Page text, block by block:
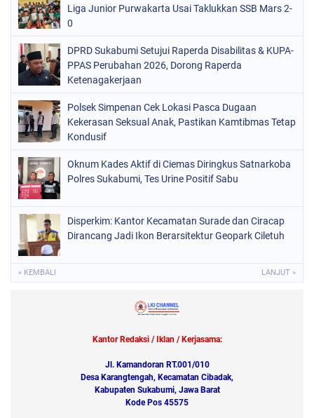
Liga Junior Purwakarta Usai Taklukkan SSB Mars 2-
0
DPRD Sukabumi Setujui Raperda Disabilitas & KUPA-
PPAS Perubahan 2026, Dorong Raperda
Ketenagakerjaan
Polsek Simpenan Cek Lokasi Pasca Dugaan
Kekerasan Seksual Anak, Pastikan Kamtibmas Tetap
Kondusif
Oknum Kades Aktif di Ciemas Diringkus Satnarkoba
Polres Sukabumi, Tes Urine Positif Sabu
Disperkim: Kantor Kecamatan Surade dan Ciracap
Dirancang Jadi Ikon Berarsitektur Geopark Ciletuh
« KEMBALI LANJUT »
Kantor Redaksi / Iklan / Kerjasama:
Jl. Kamandoran RT.001/010
Desa Karangtengah, Kecamatan Cibadak,
Kabupaten Sukabumi, Jawa Barat
Kode Pos 45575